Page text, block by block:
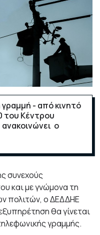
- από κινητό
του Κέντρου
ο
συνεχούς
και με γνώμονα τη
πολιτών, ο ΔΕΔΔΗΕ
θα γίνεται
γραμμής.